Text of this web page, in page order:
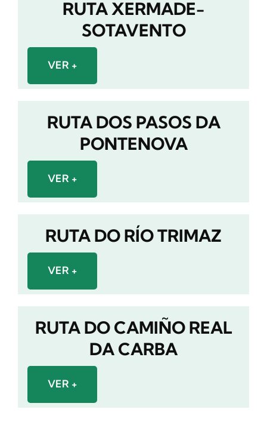
RUTA XERMADE-
SOTAVENTO
VER +
RUTA DOS PASOS DA
PONTENOVA
VER +
RUTA DO RÍO TRIMAZ
VER +
RUTA DO CAMIÑO REAL
DA CARBA
VER +